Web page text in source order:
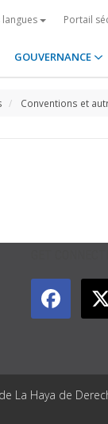
Portail
GOUVERNANCE
Conventions et
La Haya de